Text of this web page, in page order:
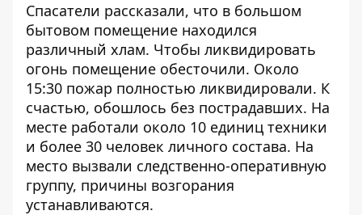
Спасатели рассказали, что в большом
бытовом помещение находился
различный хлам. Чтобы ликвидировать
огонь помещение обесточили. Около
15:30 пожар полностью ликвидировали. К
счастью, обошлось без пострадавших. На
месте работали около 10 единиц техники
и более 30 человек личного состава. На
место вызвали следственно-оперативную
группу, причины возгорания
устанавливаются.